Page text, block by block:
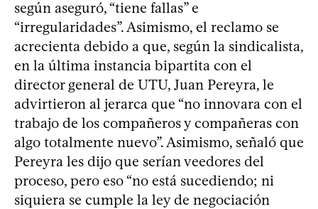
según aseguró, “tiene fallas” e
“irregularidades”. Asimismo, el reclamo se
acrecienta debido a que, según la sindicalista,
en la última instancia bipartita con el
director general de UTU, Juan Pereyra, le
advirtieron al jerarca que “no innovara con el
trabajo de los compañeros y compañeras con
algo totalmente nuevo”. Asimismo, señaló que
Pereyra les dijo que serían veedores del
proceso, pero eso “no está sucediendo; ni
siquiera se cumple la ley de negociación